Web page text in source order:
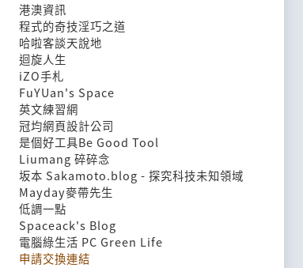
港澳資訊
程式的奇技淫巧之道
哈啦客談天說地
迴旋人生
iZO手札
FuYUan's Space
英文練習網
冠均網頁設計公司
是個好工具Be Good Tool
Liumang 碎碎念
坂本 Sakamoto.blog - 探究科技未知領域
Mayday麥帶先生
低調一點
Spaceack's Blog
電腦綠生活 PC Green Life
申請交換連結